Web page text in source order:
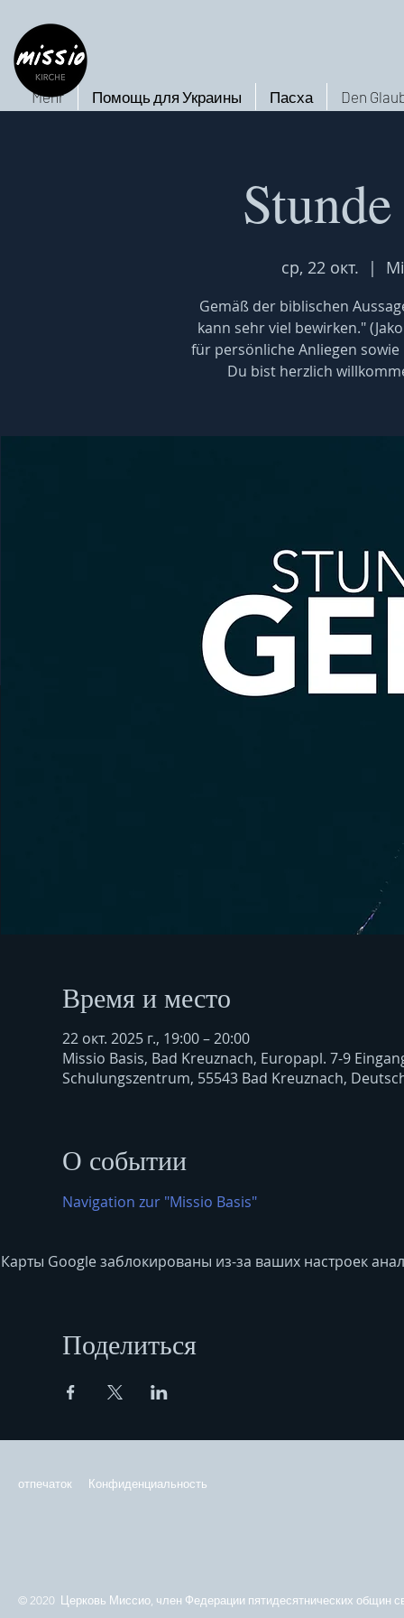
Den
Пасха
Помощь для Украины
Mehr
ср, 22 окт.
  |
Gemäß der biblischen
kann sehr viel bewirken."
für persönliche Anliegen
Du bist herzlich
Время и место
22 окт. 2025 г., 19:00 – 20:00
Missio Basis, Bad Kreuznach, Europapl. 7-9
Schulungszentrum, 55543 Bad Kreuznach,
О событии
Navigation zur "Missio Basis"
Карты Google заблокированы из-за ваших настроек
Поделиться
отпечаток Конфиденциальность
© 2020 Церковь Миссио, член Федерации пятидесятнических общин